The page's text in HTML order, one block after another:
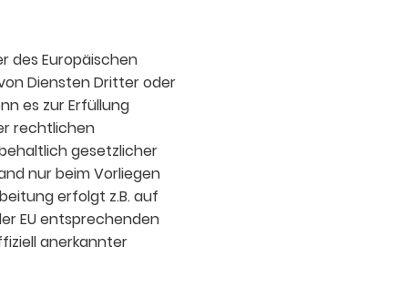
des Europäischen
Diensten Dritter oder
es zur Erfüllung
rechtlichen
gesetzlicher
nur beim Vorliegen
erfolgt z.B. auf
EU entsprechenden
anerkannter